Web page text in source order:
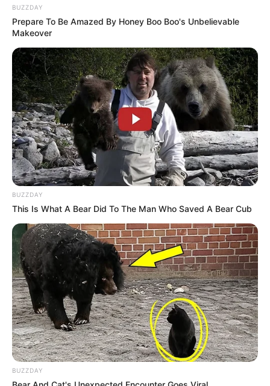
BUZZDAY
Prepare To Be Amazed By Honey Boo Boo's Unbelievable
Makeover
BUZZDAY
This Is What A Bear Did To The Man Who Saved A Bear Cub
BUZZDAY